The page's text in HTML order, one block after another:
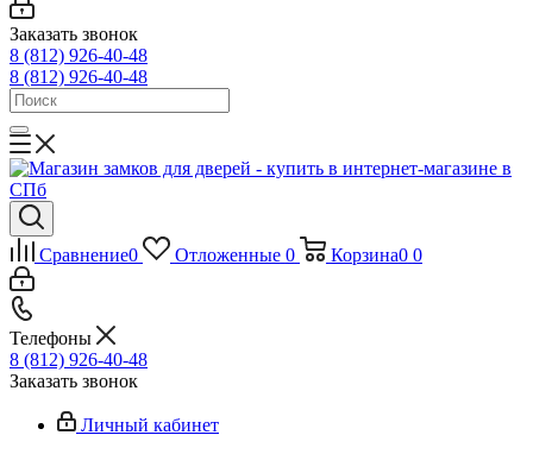
Заказать звонок
8 (812) 926-40-48
8 (812) 926-40-48
Сравнение0 Отложенные 0 Корзина0 0
Телефоны
8 (812) 926-40-48
Заказать звонок
Личный кабинет